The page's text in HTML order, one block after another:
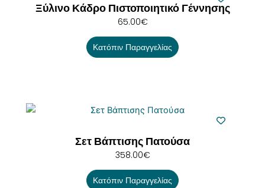
Ξύλινο Κάδρο Πιστοποιητικό Γέννησης
65.00€
Κατόπιν Παραγγελίας
Σετ Βάπτισης Πατούσα
358.00€
Κατόπιν Παραγγελίας